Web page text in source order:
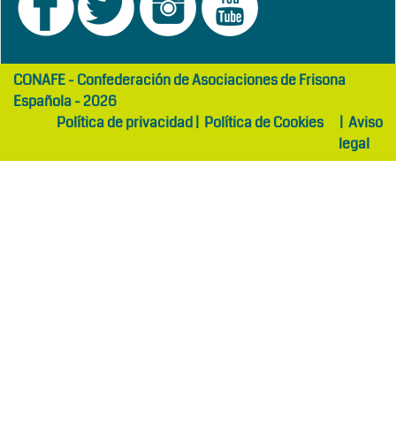
girls
abaya
maltepe
otelCONAFE - Confederación de Asociaciones de Frisona
Española - 2026
Política de privacidad| Política de Cookies | Aviso
legal